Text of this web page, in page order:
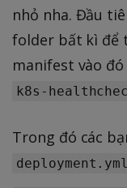
nhỏ nha. Đầu
folder bất kì để
manifest vào
k8s-
Trong đó các
deployment.yml